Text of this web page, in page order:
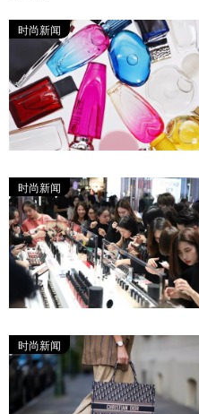
时尚新闻
时尚新闻
时尚新闻